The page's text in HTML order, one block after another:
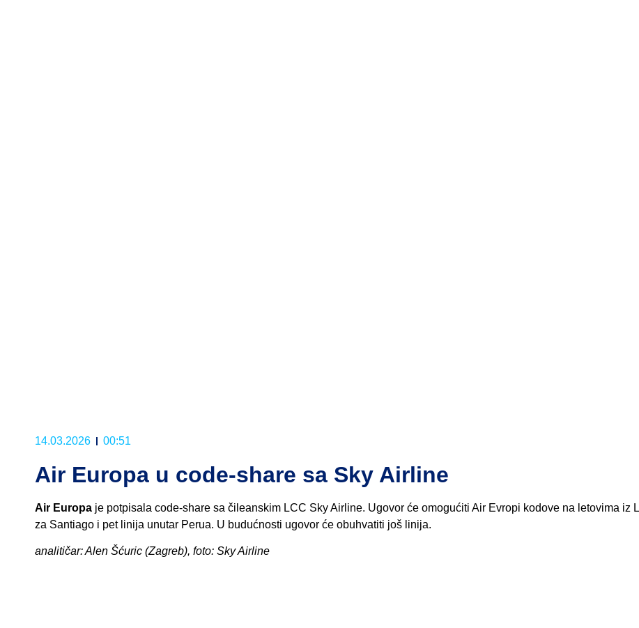
14.03.2026 00:51
Air Europa u code-share sa Sky Airline
Air Europa je potpisala code-share sa čileanskim LCC Sky Airline. Ugovor će omogućiti Air Evropi kodove na letovima iz
za Santiago i pet linija unutar Perua. U budućnosti ugovor će obuhvatiti još linija.
analitičar: Alen Šćuric (Zagreb), foto: Sky Airline